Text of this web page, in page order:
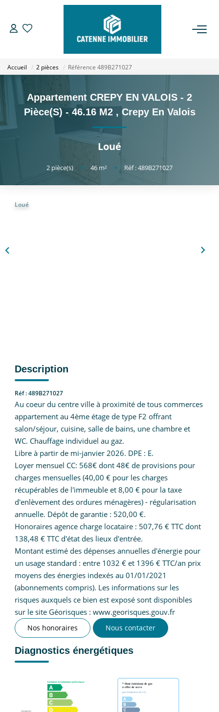
LOUER
ESTIMER
GESTION
NOTRE AGENCE
Accueil 2 pièces Référence 489B271027
Appartement CREPY EN VALOIS - 2
Pièce(s) - 46.16 M2 , Crepy En Valois
Loué
2 pièce(s) • 46 m² • Réf : 489B271027
Loué
Description
Réf : 489B271027
Au coeur du centre ville à proximité de tous commerces
appartement au 4ème étage de type F2 offrant
salon/séjour, cuisine, salle de bains, une chambre et
WC. Chauffage individuel au gaz.
Libre à partir de mi-janvier 2026. DPE : E.
Loyer mensuel CC: 568€ dont 48€ de provisions pour
charges mensuelles (40,00 € pour les charges
récupérables de l'immeuble et 8,00 € pour la taxe
d'enlèvement des ordures ménagères) - régularisation
annuelle. Dépôt de garantie : 520,00 €.
Honoraires agence charge locataire : 507,76 € TTC dont
138,48 € TTC d'état des lieux d'entrée.
Montant estimé des dépenses annuelles d'énergie pour
un usage standard : entre 1032 € et 1396 € TTC/an prix
moyens des énergies indexés au 01/01/2021
(abonnements compris). Les informations sur les
risques auxquels ce bien est exposé sont disponibles
sur le site Géorisques : www.georisques.gouv.fr
Nos honoraires Nous contacter
Diagnostics énergétiques